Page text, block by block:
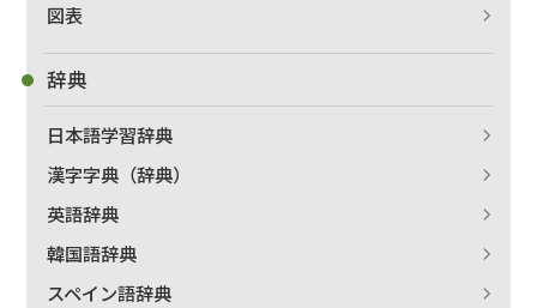
図表
辞典
日本語学習辞典
漢字字典（辞典）
英語辞典
韓国語辞典
スペイン語辞典